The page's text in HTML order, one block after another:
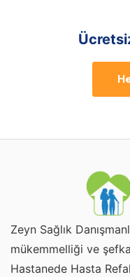
Zeyn Sağlık
mükemmelliği ve
Hastanede Hasta